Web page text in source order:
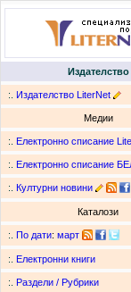
Издателство
:. Издателство LiterNet
Медии
:. Електронно списание
:. Електронно списание
:. Културни новини
Каталози
:. По дати: март
:. Електронни книги
:. Раздели / Рубрики